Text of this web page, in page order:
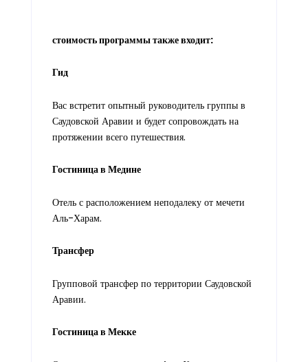
стоимость программы также входит:
Гид
Вас встретит опытный руководитель группы в
Саудовской Аравии и будет сопровождать на
протяжении всего путешествия.
Гостиница в Медине
Отель с расположением неподалеку от мечети
Аль-Харам.
Трансфер
Групповой трансфер по территории Саудовской
Аравии.
Гостиница в Мекке